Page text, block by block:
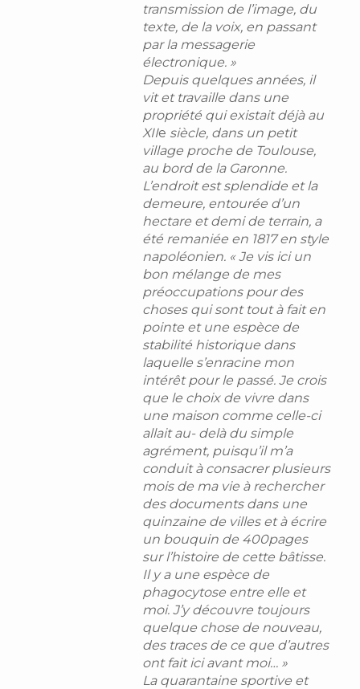
transmission de l’image, du
texte, de la voix, en passant
par la messagerie
électronique. »
Depuis quelques années, il
vit et travaille dans une
propriété qui existait déjà au
XIIe siècle, dans un petit
village proche de Toulouse,
au bord de la Garonne.
L’endroit est splendide et la
demeure, entourée d’un
hectare et demi de terrain, a
été remaniée en 1817 en style
napoléonien. « Je vis ici un
bon mélange de mes
préoccupations pour des
choses qui sont tout à fait en
pointe et une espèce de
stabilité historique dans
laquelle s’enracine mon
intérêt pour le passé. Je crois
que le choix de vivre dans
une maison comme celle-ci
allait au- delà du simple
agrément, puisqu’il m’a
conduit à consacrer plusieurs
mois de ma vie à rechercher
des documents dans une
quinzaine de villes et à écrire
un bouquin de 400pages
sur l’histoire de cette bâtisse.
Il y a une espèce de
phagocytose entre elle et
moi. J’y découvre toujours
quelque chose de nouveau,
des traces de ce que d’autres
ont fait ici avant moi… »
La quarantaine sportive et